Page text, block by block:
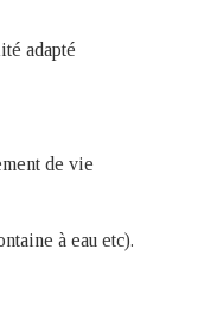
adapté
de vie
à eau etc).